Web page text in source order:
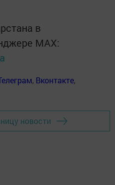
в
MАХ:
, Вконтакте,
новости